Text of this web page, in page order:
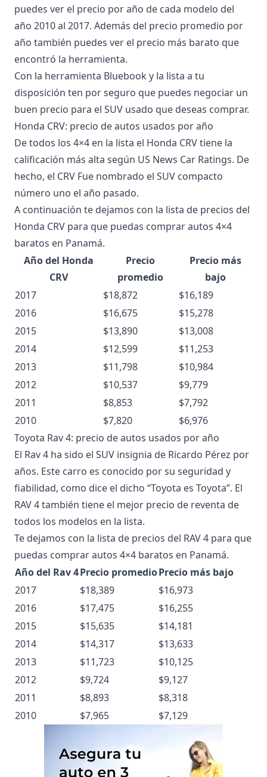
puedes ver el precio por año de cada modelo del
año 2010 al 2017. Además del precio promedio por
año también puedes ver el precio más barato que
encontró la herramienta.
Con la herramienta Bluebook y la lista a tu
disposición ten por seguro que puedes negociar un
buen precio para el SUV usado que deseas comprar.
Honda CRV: precio de autos usados por año
De todos los 4×4 en la lista el Honda CRV tiene la
calificación más alta según US News Car Ratings. De
hecho, el CRV Fue nombrado el SUV compacto
número uno el año pasado.
A continuación te dejamos con la lista de precios del
Honda CRV para que puedas comprar autos 4×4
baratos en Panamá.
Año del Honda
CRV
Precio
promedio
Precio más
bajo
2017
$18,872
$16,189
2016
$16,675
$15,278
2015
$13,890
$13,008
2014
$12,599
$11,253
2013
$11,798
$10,984
2012
$10,537
$9,779
2011
$8,853
$7,792
2010
$7,820
$6,976
Toyota Rav 4: precio de autos usados por año
El Rav 4 ha sido el SUV insignia de Ricardo Pérez por
años. Este carro es conocido por su seguridad y
fiabilidad, como dice el dicho “Toyota es Toyota”. El
RAV 4 también tiene el mejor precio de reventa de
todos los modelos en la lista.
Te dejamos con la lista de precios del RAV 4 para que
puedas comprar autos 4×4 baratos en Panamá.
Año del Rav 4Precio promedioPrecio más bajo
2017
$18,389
$16,973
2016
$17,475
$16,255
2015
$15,635
$14,181
2014
$14,317
$13,633
2013
$11,723
$10,125
2012
$9,724
$9,127
2011
$8,893
$8,318
2010
$7,965 $7,129